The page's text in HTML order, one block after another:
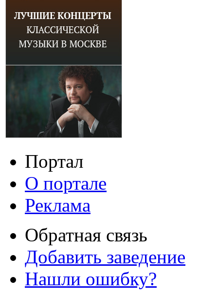
Портал
О портале
Реклама
Обратная связь
Добавить заведение
Нашли ошибку?